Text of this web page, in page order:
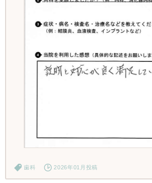
歯科 2026年01月投稿